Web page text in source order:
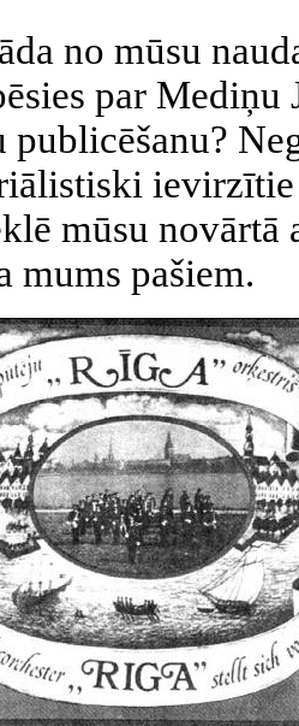
no mūsu
par Mediņu
publicēšanu?
ievirzītie
mūsu novārtā
mums pašiem.